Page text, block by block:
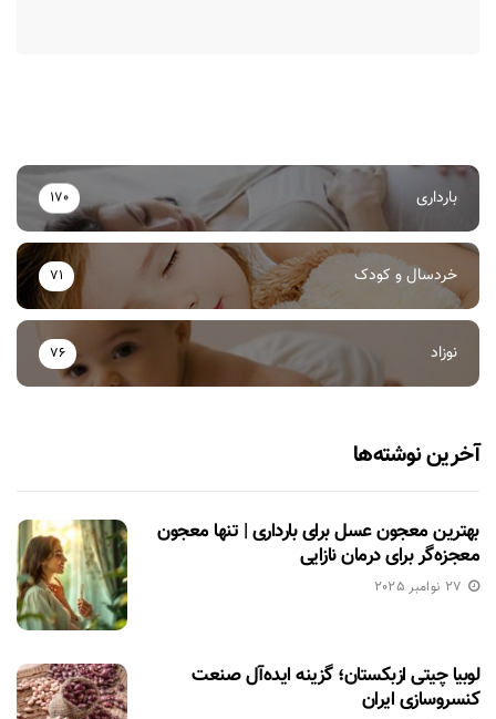
بارداری 170
خردسال و کودک 71
نوزاد 76
آخرین نوشته‌ها
بهترین معجون عسل برای بارداری | تنها معجون
معجزه‌گر برای درمان نازایی
27 نوامبر 2025
لوبیا چیتی ازبکستان؛ گزینه ایده‌آل صنعت
کنسروسازی ایران